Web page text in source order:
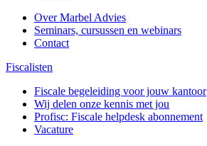
Over Marbel Advies
Seminars, cursussen en webinars
Contact
Fiscalisten
Fiscale begeleiding voor jouw kantoor
Wij delen onze kennis met jou
Profisc: Fiscale helpdesk abonnement
Vacature